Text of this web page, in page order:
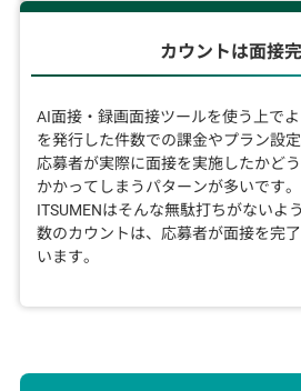
カウントは面接
AI面接・録画面接ツールを使う上で
を発行した件数での課金やプラン設定
応募者が実際に面接を実施したかど
かかってしまうパターンが多いです。
ITSUMENはそんな無駄打ちがないよ
数のカウントは、応募者が面接を完
います。